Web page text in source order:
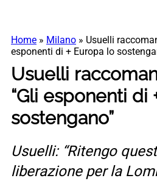
Home » Milano » Usuelli
esponenti di + Europa lo
Usuelli
“Gli esponenti di
sostengano”
Usuelli: “Ritengo
liberazione per la